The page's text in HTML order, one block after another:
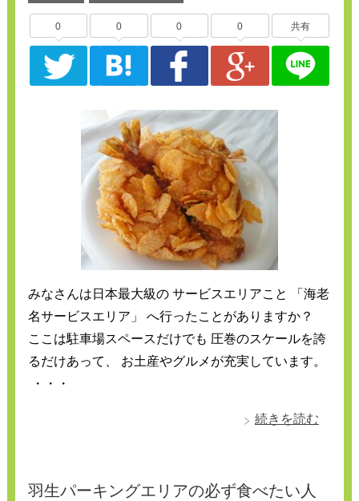
0 0 0 0 共有
みなさんは日本最大級の サービスエリアこと 「海老
名サービスエリア」 へ行ったことがありますか？
ここは駐車場スペースだけでも 圧巻のスケールを誇
るだけあって、 お土産やグルメが充実しています。
・・・
続きを読む
羽生パーキングエリアの必ず食べたい人